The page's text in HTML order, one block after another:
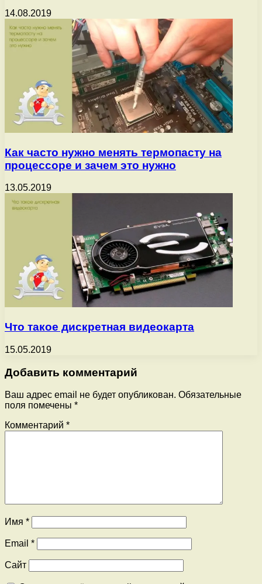
14.08.2019
Как часто нужно менять термопасту на
процессоре и зачем это нужно
13.05.2019
Что такое дискретная видеокарта
15.05.2019
Добавить комментарий
Ваш адрес email не будет опубликован. Обязательные
поля помечены *
Комментарий *
Имя *
Email *
Сайт